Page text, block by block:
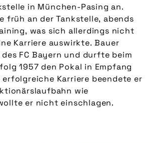
in München-Pasing an.
früh an der Tankstelle, abends
was sich allerdings nicht
Karriere auswirkte. Bauer
FC Bayern und durfte beim
1957 den Pokal in Empfang
erfolgreiche Karriere beendete er
wie
er nicht einschlagen.